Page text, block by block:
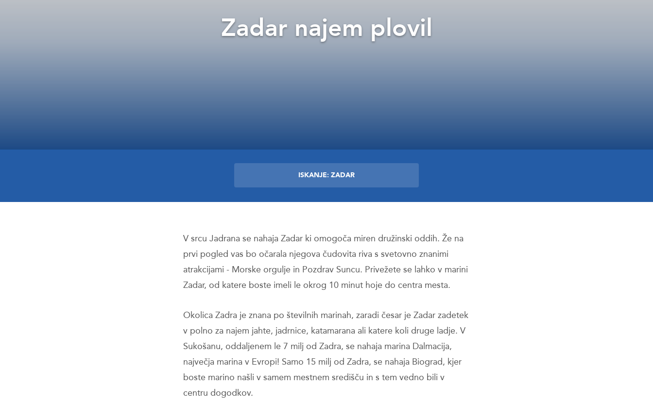
Zadar najem plovil
ISKANJE: ZADAR
V srcu Jadrana se nahaja Zadar ki omogoča miren družinski oddih. Že na
prvi pogled vas bo očarala njegova čudovita riva s svetovno znanimi
atrakcijami - Morske orgulje in Pozdrav Suncu. Privežete se lahko v marini
Zadar, od katere boste imeli le okrog 10 minut hoje do centra mesta.
Okolica Zadra je znana po številnih marinah, zaradi česar je Zadar zadetek
v polno za najem jahte, jadrnice, katamarana ali katere koli druge ladje. V
Sukošanu, oddaljenem le 7 milj od Zadra, se nahaja marina Dalmacija,
največja marina v Evropi! Samo 15 milj od Zadra, se nahaja Biograd, kjer
boste marino našli v samem mestnem središču in s tem vedno bili v
centru dogodkov.